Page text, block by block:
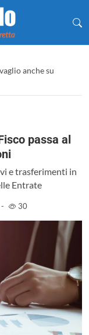
anche su
passa al
e trasferimenti in
Entrate
- 30